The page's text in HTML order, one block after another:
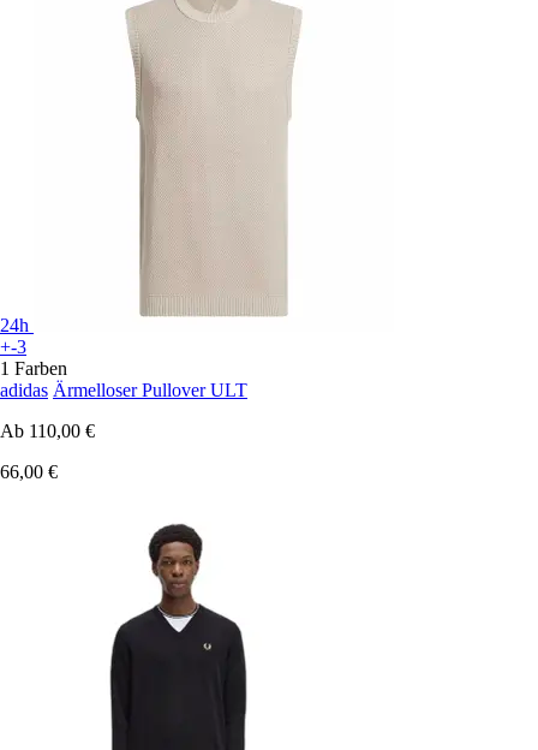
24h
+-3
1 Farben
adidas Ärmelloser Pullover ULT
Ab 110,00 €
66,00 €